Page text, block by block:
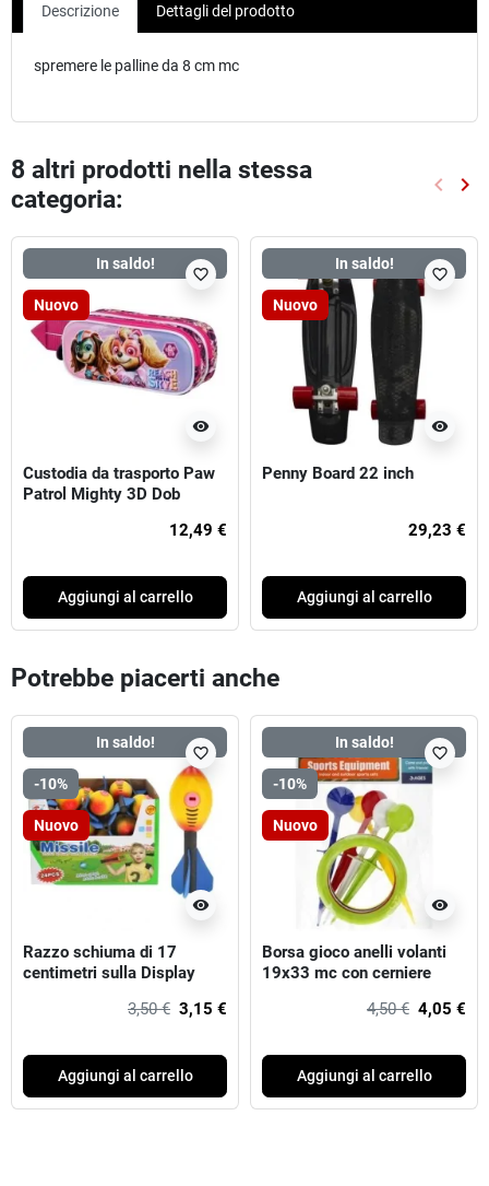
Descrizione Dettagli del prodotto
spremere le palline da 8 cm mc
8 altri prodotti nella stessa
categoria:
keyboard_arrow_left keyboard_arrow_right
In saldo!
Nuovo
visibility
favorite_border
Custodia da trasporto Paw
Patrol Mighty 3D Dob
12,49 €
Aggiungi al carrello
In saldo!
Nuovo
visibility
favorite_border
Penny Board 22 inch
29,23 €
Aggiungi al carrello
Potrebbe piacerti anche
In saldo!
-10%
Nuovo
visibility
favorite_border
Razzo schiuma di 17
centimetri sulla Display
3,50 € 3,15 €
Aggiungi al carrello
In saldo!
-10%
Nuovo
visibility
favorite_border
Borsa gioco anelli volanti
19x33 mc con cerniere
4,50 € 4,05 €
Aggiungi al carrello